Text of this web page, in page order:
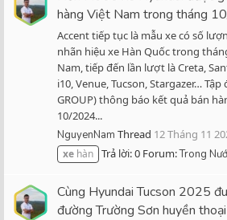
hàng Việt Nam trong tháng
Accent tiếp tục là mẫu xe có số
nhãn hiệu xe Hàn Quốc trong
Nam, tiếp đến lần lượt là Creta,
i10, Venue, Tucson, Stargazer…
GROUP) thông báo kết quả bán
10/2024...
NguyenNam Thread 12 Tháng 11
xe hàn Trả lời: 0 Forum:Trong
Cùng Hyundai Tucson 2025
đường Trường Sơn huyền thoại